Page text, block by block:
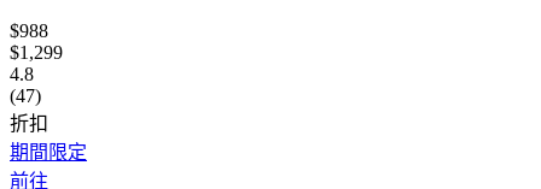
$988
$1,299
4.8
(47)
折扣
期間限定
前往